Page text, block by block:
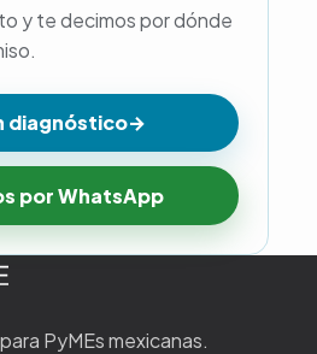
y te decimos por dónde
diagnóstico→
por WhatsApp
PyMEs mexicanas.